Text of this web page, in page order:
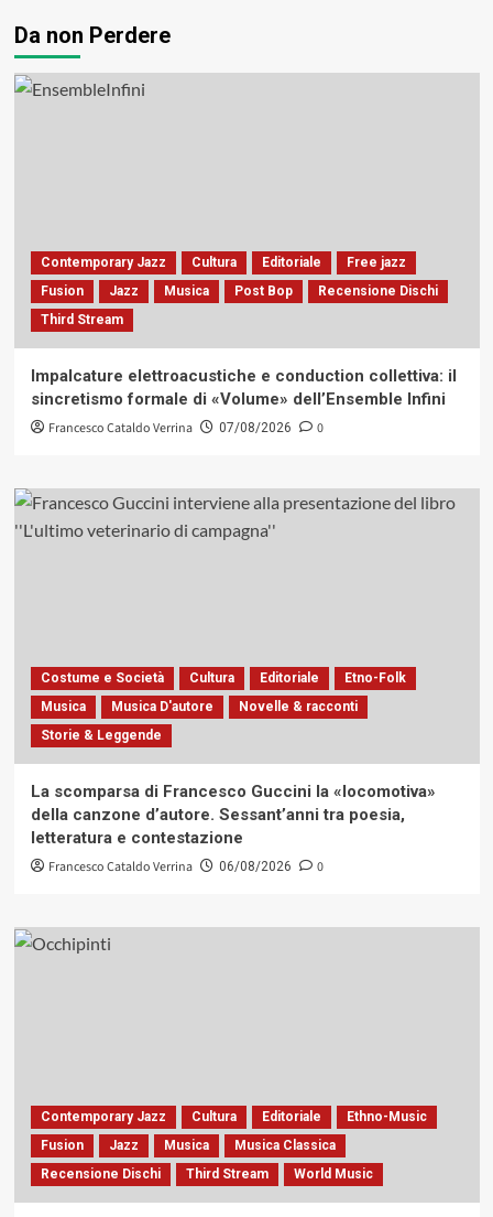
Da non Perdere
Contemporary Jazz Cultura Editoriale
Free jazz
Fusion
Jazz Musica Post Bop
Recensione Dischi
Third Stream
Impalcature elettroacustiche e conduction collettiva: il
sincretismo formale di «Volume» dell’Ensemble Infini
Francesco Cataldo Verrina 07/08/2026 0
Costume e Società Cultura Editoriale
Etno-Folk
Musica
Musica D'autore
Novelle & racconti
Storie & Leggende
La scomparsa di Francesco Guccini la «locomotiva»
della canzone d’autore. Sessant’anni tra poesia,
letteratura e contestazione
Francesco Cataldo Verrina 06/08/2026 0
Contemporary Jazz Cultura Editoriale
Ethno-Music
Fusion
Jazz Musica
Musica Classica
Recensione Dischi
Third Stream World Music